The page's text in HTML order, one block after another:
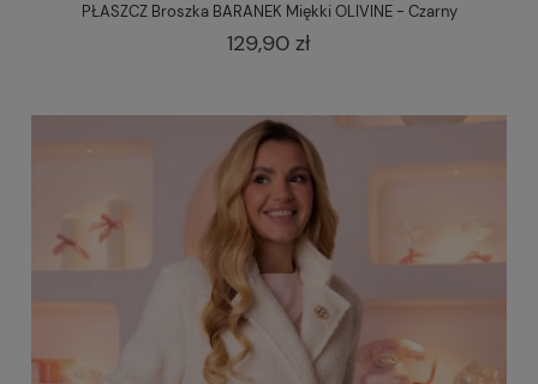
PŁASZCZ Broszka BARANEK Miękki OLIVINE - Czarny
129,90 zł